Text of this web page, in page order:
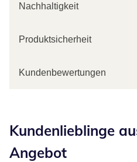
Nachhaltigkeit
Produktsicherheit
Kundenbewertungen
Kundenlieblinge
Angebot